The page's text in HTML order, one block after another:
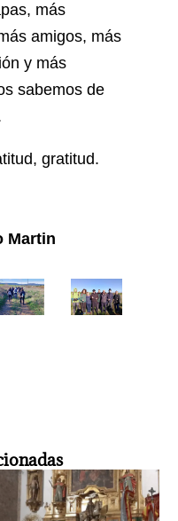
más
amigos, más
y más
sabemos de
gratitud.
Martin